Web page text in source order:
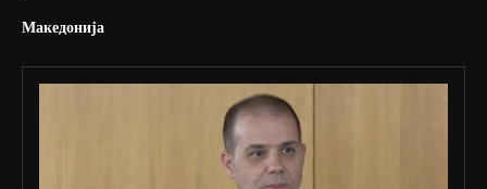
Македонија